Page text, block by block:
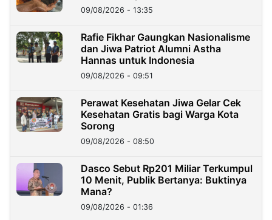
09/08/2026 - 13:35
Rafie Fikhar Gaungkan Nasionalisme
dan Jiwa Patriot Alumni Astha
Hannas untuk Indonesia
09/08/2026 - 09:51
Perawat Kesehatan Jiwa Gelar Cek
Kesehatan Gratis bagi Warga Kota
Sorong
09/08/2026 - 08:50
Dasco Sebut Rp201 Miliar Terkumpul
10 Menit, Publik Bertanya: Buktinya
Mana?
09/08/2026 - 01:36